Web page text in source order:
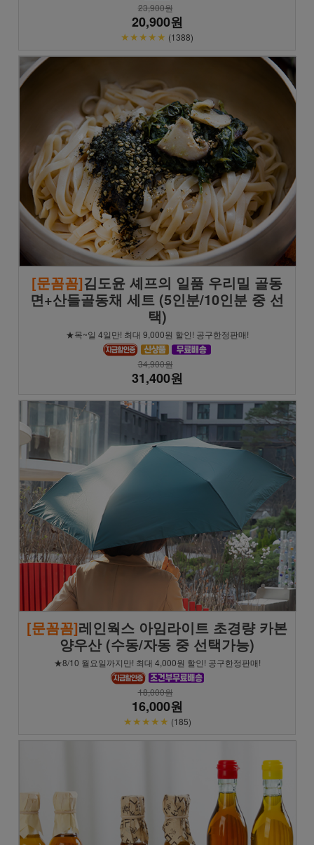
23,900원
20,900원
★★★★★ (1388)
[문꼼꼼]김도윤 셰프의 일품 우리밀 골동
면+산들골동채 세트 (5인분/10인분 중 선
택)
★목~일 4일만! 최대 9,000원 할인! 공구한정판매!
34,900원
31,400원
[문꼼꼼]레인웍스 아임라이트 초경량 카본
양우산 (수동/자동 중 선택가능)
★8/10 월요일까지만! 최대 4,000원 할인! 공구한정판매!
18,000원
16,000원
★★★★★ (185)